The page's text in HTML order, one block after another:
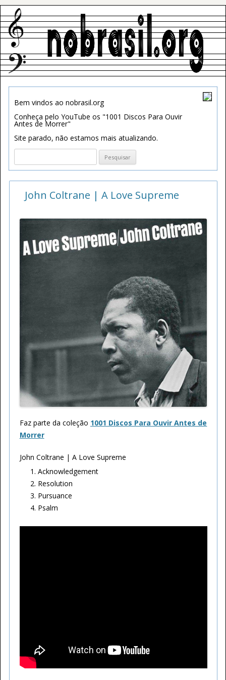
Bem vindos ao nobrasil.org
Conheça pelo YouTube os "1001 Discos Para Ouvir
Antes de Morrer"
Site parado, não estamos mais atualizando.
Pesquisar
John Coltrane | A Love Supreme
Faz parte da coleção 1001 Discos Para Ouvir Antes de
Morrer
John Coltrane | A Love Supreme
Acknowledgement
Resolution
Pursuance
Psalm